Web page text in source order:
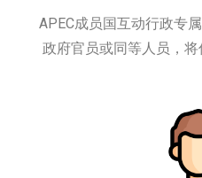
APEC成员国互动行政专
政府官员或同等人员，将